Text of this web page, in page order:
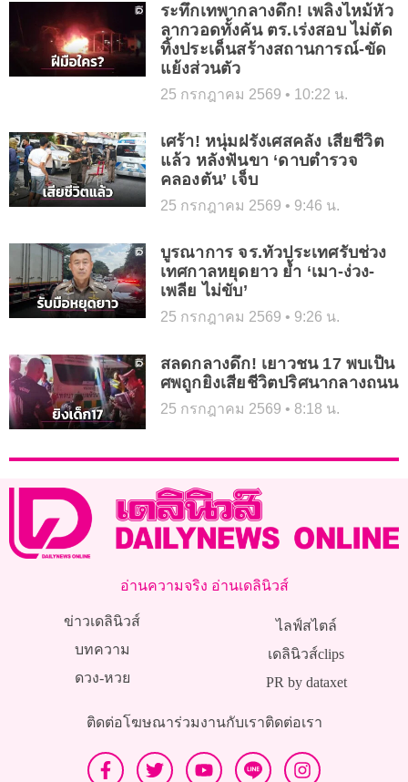
ระทึกเทพากลางดึก! เพลิงไหม้หัว
ลากวอดทั้งคัน ตร.เร่งสอบ ไม่ตัด
ทิ้งประเด็นสร้างสถานการณ์-ขัด
แย้งส่วนตัว
25 กรกฎาคม 2569 10:22 น.
เศร้า! หนุ่มฝรั่งเศสคลั่ง เสียชีวิต
แล้ว หลังฟันขา ‘ดาบตำรวจ
คลองตัน’ เจ็บ
25 กรกฎาคม 2569 9:46 น.
บูรณาการ จร.ทั่วประเทศรับช่วง
เทศกาลหยุดยาว ย้ำ ‘เมา-ง่วง-
เพลีย ไม่ขับ’
25 กรกฎาคม 2569 9:26 น.
สลดกลางดึก! เยาวชน 17 พบเป็น
ศพถูกยิงเสียชีวิตปริศนากลางถนน
25 กรกฎาคม 2569 8:18 น.
อ่านความจริง อ่านเดลินิวส์
ข่าวเดลินิวส์
บทความ
ดวง-หวย
ไลฟ์สไตล์
เดลินิวส์clips
PR by dataxet
ติดต่อโฆษณาร่วมงานกับเราติดต่อเรา